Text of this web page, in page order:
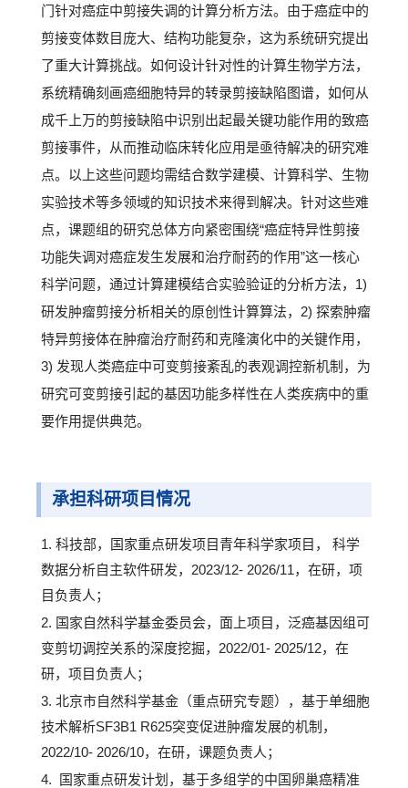
门针对癌症中剪接失调的计算分析方法。由于癌症中的
剪接变体数目庞大、结构功能复杂，这为系统研究提出
了重大计算挑战。如何设计针对性的计算生物学方法，
系统精确刻画癌细胞特异的转录剪接缺陷图谱，如何从
成千上万的剪接缺陷中识别出起最关键功能作用的致癌
剪接事件，从而推动临床转化应用是亟待解决的研究难
点。以上这些问题均需结合数学建模、计算科学、生物
实验技术等多领域的知识技术来得到解决。针对这些难
点，课题组的研究总体方向紧密围绕“癌症特异性剪接
功能失调对癌症发生发展和治疗耐药的作用”这一核心
科学问题，通过计算建模结合实验验证的分析方法，1)
研发肿瘤剪接分析相关的原创性计算算法，2) 探索肿瘤
特异剪接体在肿瘤治疗耐药和克隆演化中的关键作用，
3) 发现人类癌症中可变剪接紊乱的表观调控新机制，为
研究可变剪接引起的基因功能多样性在人类疾病中的重
要作用提供典范。
承担科研项目情况
1. 科技部，国家重点研发项目青年科学家项目， 科学
数据分析自主软件研发，2023/12- 2026/11，在研，项
目负责人；
2. 国家自然科学基金委员会，面上项目，泛癌基因组可
变剪切调控关系的深度挖掘，2022/01- 2025/12，在
研，项目负责人；
3. 北京市自然科学基金（重点研究专题），基于单细胞
技术解析SF3B1 R625突变促进肿瘤发展的机制，
2022/10- 2026/10，在研，课题负责人；
4. 国家重点研发计划，基于多组学的中国卵巢癌精准